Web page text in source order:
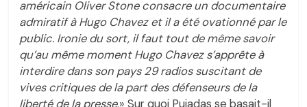
américain Oliver Stone consacre un documentaire
admiratif à Hugo Chavez et il a été ovationné par le
public. Ironie du sort, il faut tout de même savoir
qu’au même moment Hugo Chavez s’apprête à
interdire dans son pays 29 radios suscitant de
vives critiques de la part des défenseurs de la
liberté de la presse.» Sur quoi Pujadas se basait-il